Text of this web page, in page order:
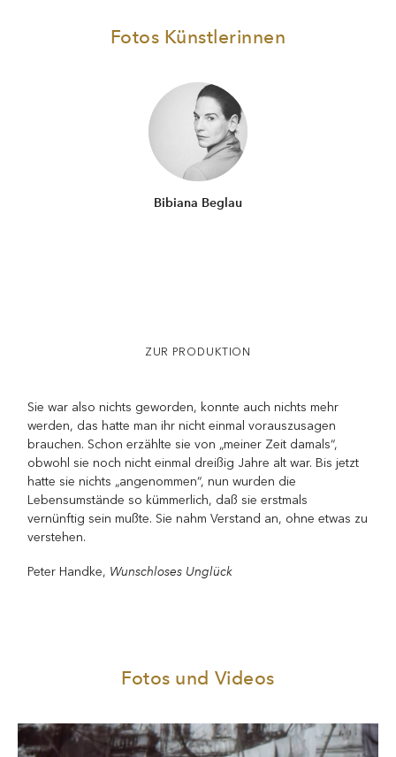
Fotos Künstlerinnen
Bibiana Beglau
ZUR PRODUKTION
Sie war also nichts geworden, konnte auch nichts mehr
werden, das hatte man ihr nicht einmal vorauszusagen
brauchen. Schon erzählte sie von „meiner Zeit damals“,
obwohl sie noch nicht einmal dreißig Jahre alt war. Bis jetzt
hatte sie nichts „angenommen“, nun wurden die
Lebensumstände so kümmerlich, daß sie erstmals
vernünftig sein mußte. Sie nahm Verstand an, ohne etwas zu
verstehen.
Peter Handke, Wunschloses Unglück
Fotos und Videos